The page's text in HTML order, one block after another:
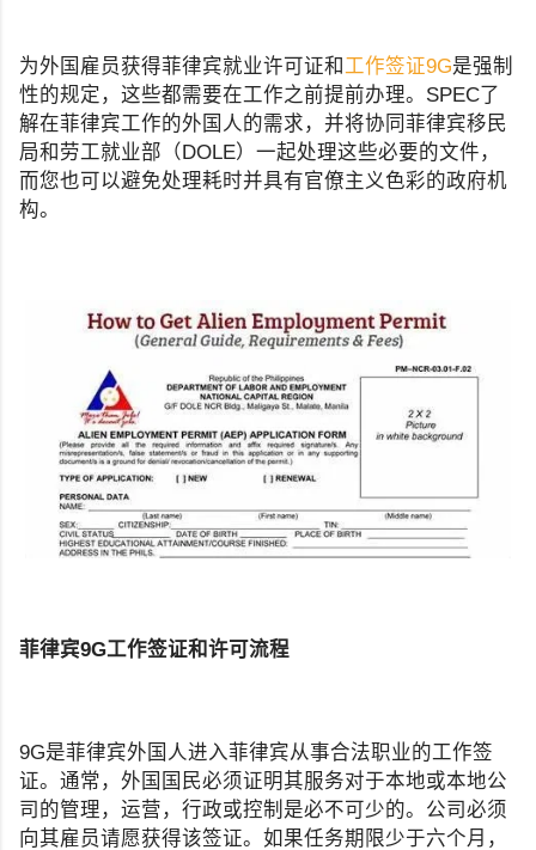
为外国雇员获得菲律宾就业许可证和 工作签证9G是强制
性的规定，这些都需要在工作之前提前办理。SPEC了
解在菲律宾工作的外国人的需求，并将协同菲律宾移民
局和劳工就业部（DOLE）一起处理这些必要的文件，
而您也可以避免处理耗时并具有官僚主义色彩的政府机
构。
菲律宾9G工作签证和许可流程
9G是菲律宾外国人进入菲律宾从事合法职业的工作签
证。通常，外国国民必须证明其服务对于本地或本地公
司的管理，运营，行政或控制是必不可少的。公司必须
向其雇员请愿获得该签证。如果任务期限少于六个月，